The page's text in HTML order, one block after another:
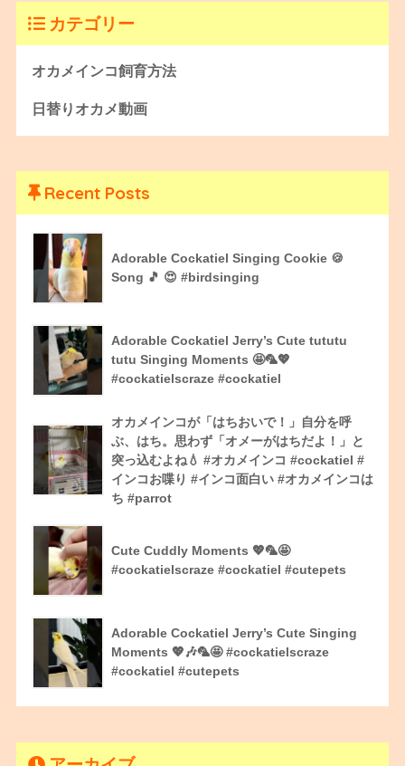
カテゴリー
オカメインコ飼育方法
日替りオカメ動画
Recent Posts
Adorable Cockatiel Singing Cookie 🍪
Song 🎵 😍 #birdsinging
Adorable Cockatiel Jerry’s Cute tututu
tutu Singing Moments 🤩🦜💖
#cockatielscraze #cockatiel
オカメインコが「はちおいで！」自分を呼
ぶ、はち。思わず「オメーがはちだよ！」と
突っ込むよね💧 #オカメインコ #cockatiel #
インコお喋り #インコ面白い #オカメインコは
ち #parrot
Cute Cuddly Moments 💖🦜🤩
#cockatielscraze #cockatiel #cutepets
Adorable Cockatiel Jerry’s Cute Singing
Moments 💖🎶🦜🤩 #cockatielscraze
#cockatiel #cutepets